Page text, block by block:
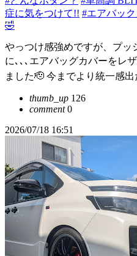
症に気をつけて!! #エアバッ
🤣
やっつけ感強めですが、プッ
に､､､エアバッグカバーをレ
ました🫡 今までより統一感
thumb_up 126
comment0
2026/07/18 16:51